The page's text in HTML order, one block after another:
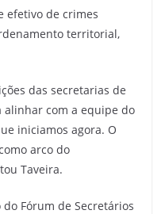
efetivo de crimes
territorial,
das secretarias de
alinhar com a equipe do
iniciamos agora. O
arco do
Taveira.
Fórum de Secretários